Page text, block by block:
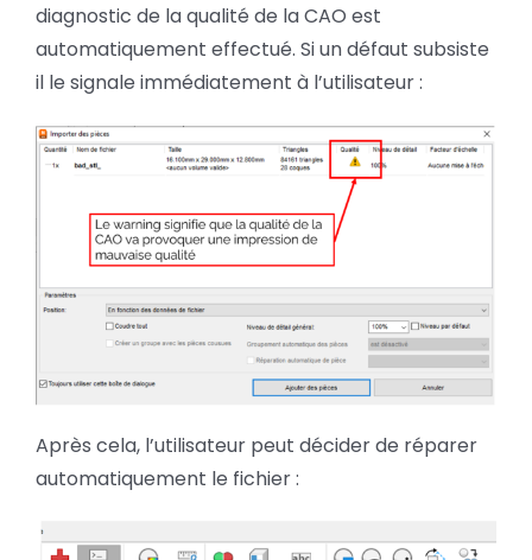
diagnostic de la qualité de la CAO est
automatiquement effectué. Si un défaut subsiste
il le signale immédiatement à l’utilisateur :
Après cela, l’utilisateur peut décider de réparer
automatiquement le fichier :